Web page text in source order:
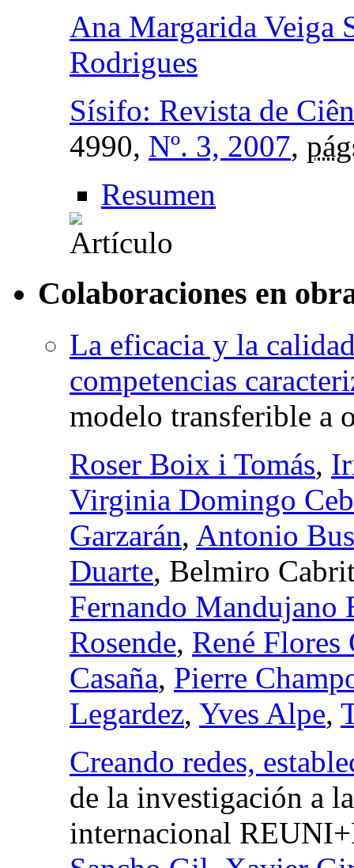
Ana Margarida Veiga
Rodrigues
Sísifo: Revista de
4990, Nº. 3, 2007,
Resumen
Colaboraciones en
La eficacia y la
competencias
modelo transferible a
Roser Boix i Tomás,
Virginia Domingo
Garzarán, Antonio
Duarte, Belmiro
Fernando Mandujano
Rosende, René Flores
Casaña, Pierre
Legardez, Yves Alpe,
Creando redes,
de la investigación a
internacional